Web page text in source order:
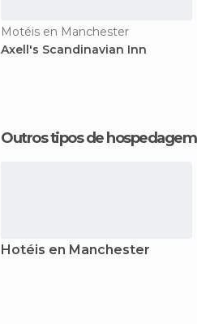
Motéis en Manchester
Axell's Scandinavian Inn
Outros tipos de hospedagem
Hotéis en Manchester